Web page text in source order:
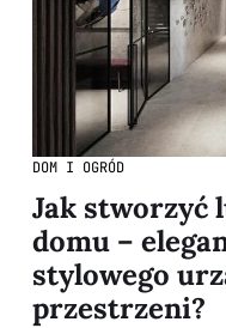
DOM I OGRÓD
Jak stworzyć
domu –
stylowego
przestrzeni?